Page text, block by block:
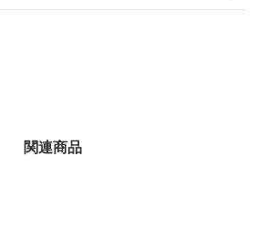
関連商品